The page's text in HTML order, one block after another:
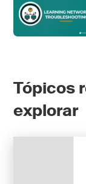
Tópicos
explorar